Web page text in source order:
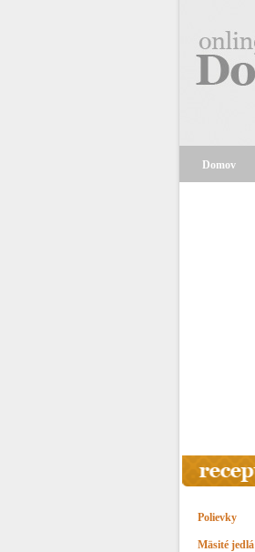
Domov
Polievky
Mäsité jedlá